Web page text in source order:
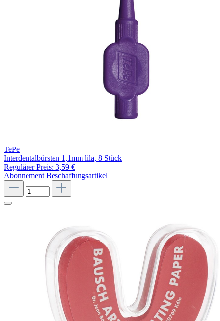
TePe
Interdentalbürsten 1,1mm lila, 8 Stück
Regulärer Preis: 3,59 €
Abonnement Beschaffungsartikel